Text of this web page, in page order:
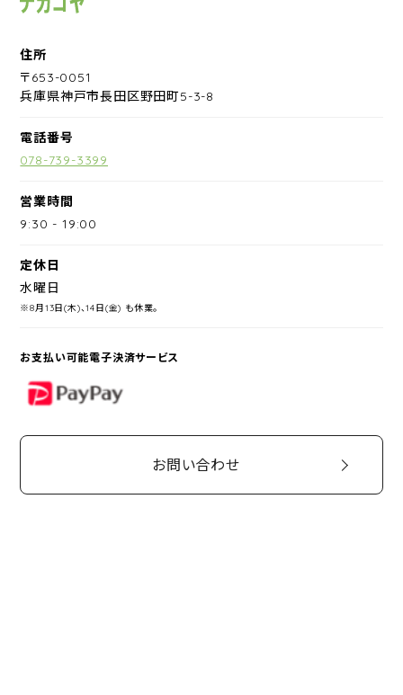
住所
〒653-0051
兵庫県神戸市長田区野田町5-3-8
電話番号
078-739-3399
営業時間
9:30 -19:00
定休日
水曜日
※8月13日(木)、14日(金) も休業。
お支払い可能電子決済サービス
PayPay
お問い合わせ